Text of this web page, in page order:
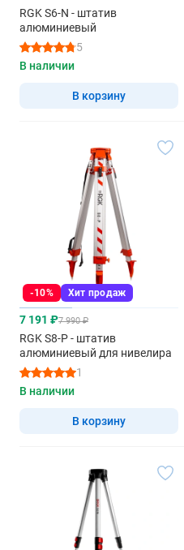
RGK S6-N - штатив
алюминиевый
5
В наличии
В корзину
-10% Хит продаж
7 191 ₽7 990 ₽
RGK S8-P - штатив
алюминиевый для нивелира
1
В наличии
В корзину